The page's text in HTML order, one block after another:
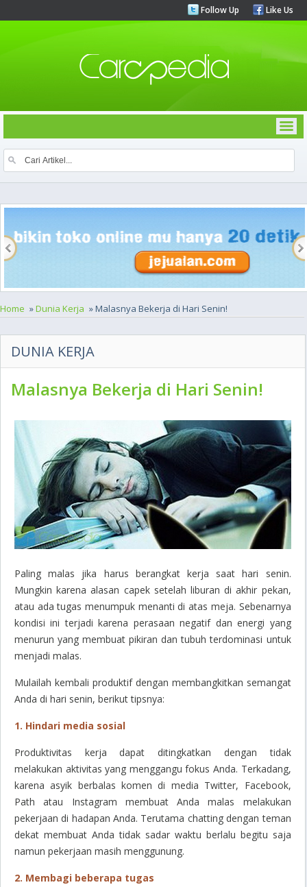
Follow Up Like Us
Home »Dunia Kerja » Malasnya Bekerja di Hari Senin!
DUNIA KERJA
Malasnya Bekerja di Hari Senin!
Paling malas jika harus berangkat kerja saat hari senin.
Mungkin karena alasan capek setelah liburan di akhir pekan,
atau ada tugas menumpuk menanti di atas meja. Sebenarnya
kondisi ini terjadi karena perasaan negatif dan energi yang
menurun yang membuat pikiran dan tubuh terdominasi untuk
menjadi malas.
Mulailah kembali produktif dengan membangkitkan semangat
Anda di hari senin, berikut tipsnya:
1. Hindari media sosial
Produktivitas kerja dapat ditingkatkan dengan tidak
melakukan aktivitas yang menggangu fokus Anda. Terkadang,
karena asyik berbalas komen di media Twitter, Facebook,
Path atau Instagram membuat Anda malas melakukan
pekerjaan di hadapan Anda. Terutama chattingdengan teman
dekat membuat Anda tidak sadar waktu berlalu begitu saja
namun pekerjaan masih menggunung.
2. Membagi beberapa tugas